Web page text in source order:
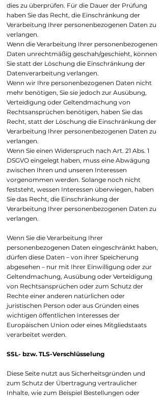
dies zu überprüfen. Für die Dauer der Prüfung
haben Sie das Recht, die Einschränkung der
Verarbeitung Ihrer personenbezogenen Daten zu
verlangen.
Wenn die Verarbeitung Ihrer personenbezogenen
Daten unrechtmäßig geschah/geschieht, können
Sie statt der Löschung die Einschränkung der
Datenverarbeitung verlangen.
Wenn wir Ihre personenbezogenen Daten nicht
mehr benötigen, Sie sie jedoch zur Ausübung,
Verteidigung oder Geltendmachung von
Rechtsansprüchen benötigen, haben Sie das
Recht, statt der Löschung die Einschränkung der
Verarbeitung Ihrer personenbezogenen Daten zu
verlangen.
Wenn Sie einen Widerspruch nach Art. 21 Abs. 1
DSGVO eingelegt haben, muss eine Abwägung
zwischen Ihren und unseren Interessen
vorgenommen werden. Solange noch nicht
feststeht, wessen Interessen überwiegen, haben
Sie das Recht, die Einschränkung der
Verarbeitung Ihrer personenbezogenen Daten zu
verlangen.
Wenn Sie die Verarbeitung Ihrer
personenbezogenen Daten eingeschränkt haben,
dürfen diese Daten – von ihrer Speicherung
abgesehen – nur mit Ihrer Einwilligung oder zur
Geltendmachung, Ausübung oder Verteidigung
von Rechtsansprüchen oder zum Schutz der
Rechte einer anderen natürlichen oder
juristischen Person oder aus Gründen eines
wichtigen öffentlichen Interesses der
Europäischen Union oder eines Mitgliedstaats
verarbeitet werden.
SSL- bzw. TLS-Verschlüsselung
Diese Seite nutzt aus Sicherheitsgründen und
zum Schutz der Übertragung vertraulicher
Inhalte, wie zum Beispiel Bestellungen oder